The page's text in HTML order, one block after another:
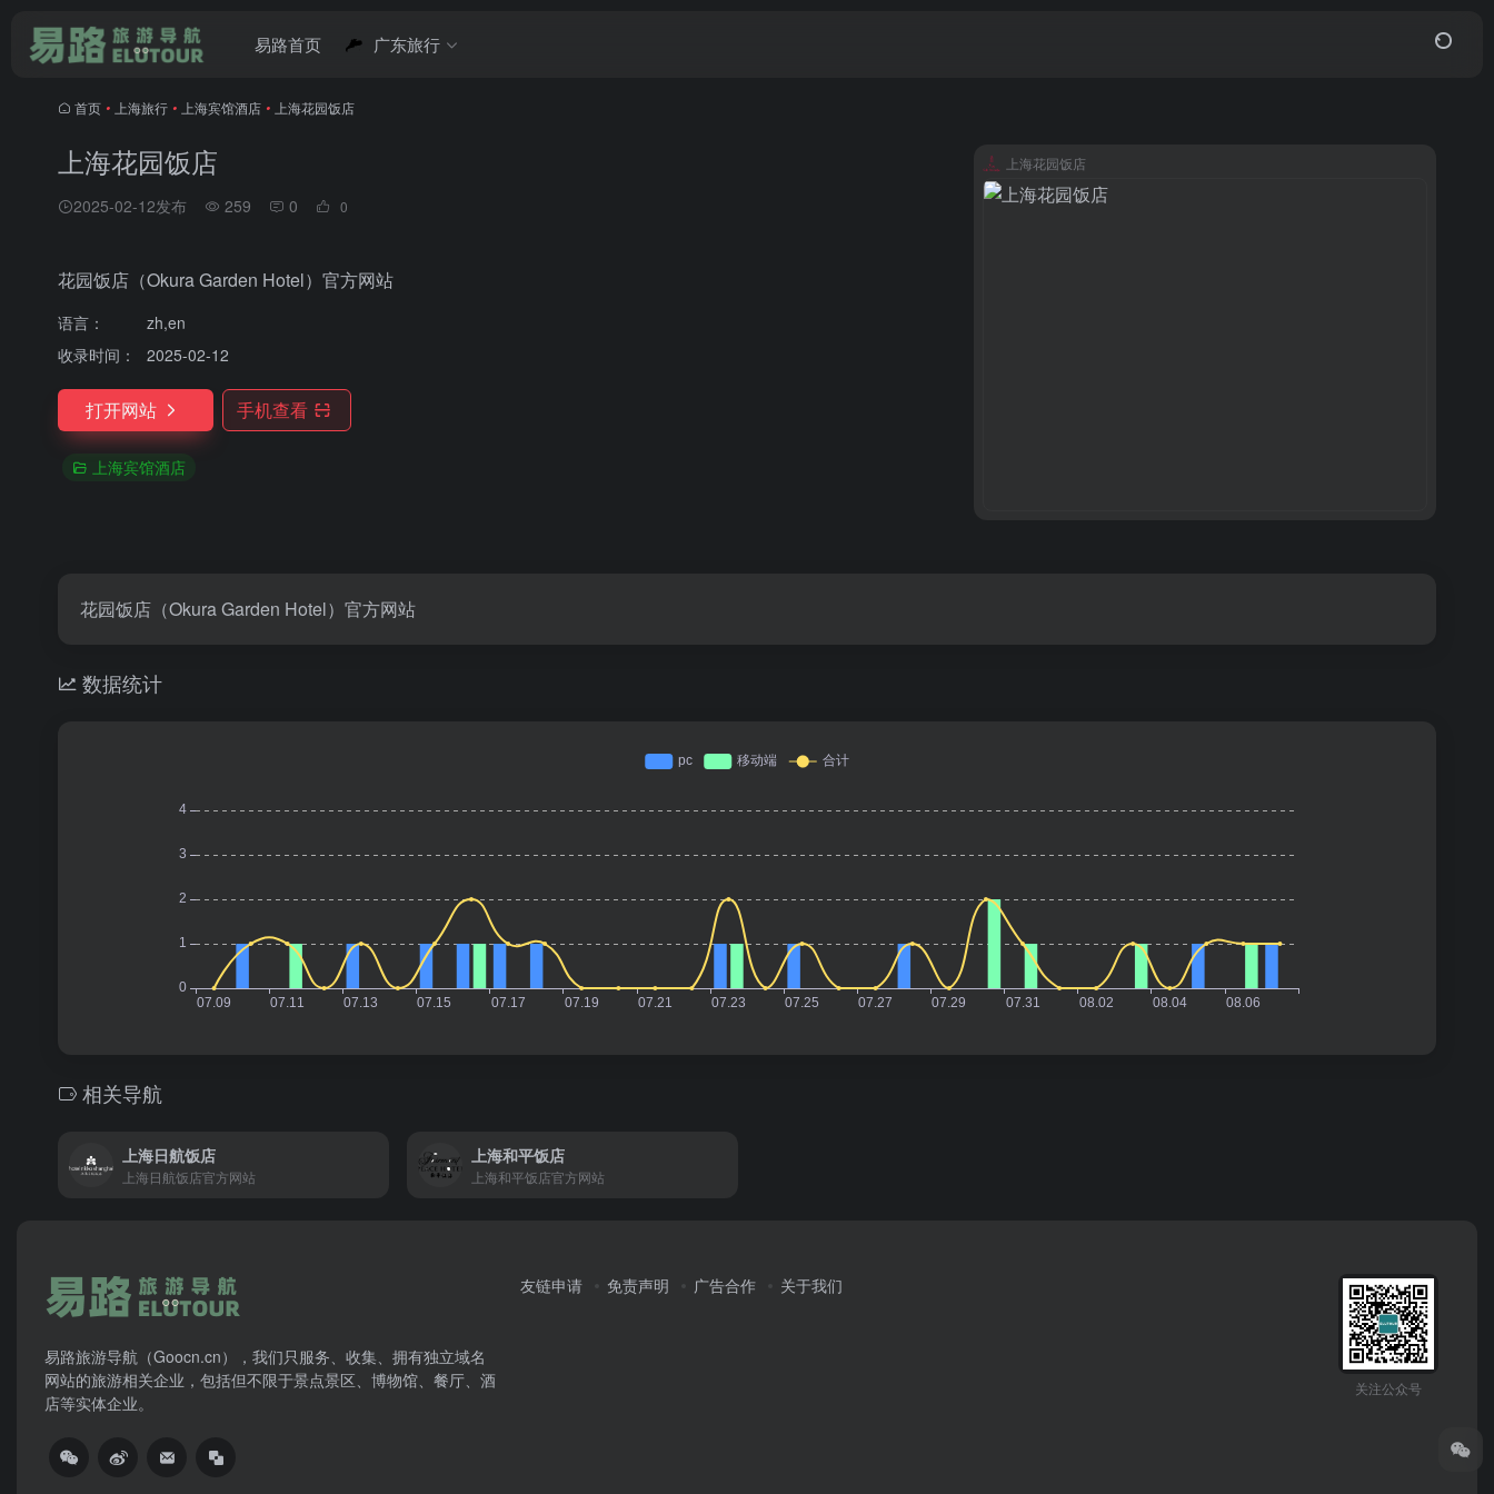
易路首页 广东旅行
首页 • 上海旅行 • 上海宾馆酒店 • 上海花园饭店
上海花园饭店
2025-02-12发布 259 0 0
花园饭店（Okura Garden Hotel）官方网站
语言：
zh,en
收录时间：
2025-02-12
打开网站 手机查看
上海宾馆酒店
上海花园饭店
花园饭店（Okura Garden Hotel）官方网站
数据统计
相关导航
上海日航饭店
上海日航饭店官方网站
上海和平饭店
上海和平饭店官方网站
易路旅游导航（Goocn.cn），我们只服务、收集、拥有独立域名
网站的旅游相关企业，包括但不限于景点景区、博物馆、餐厅、酒
店等实体企业。
友链申请 免责声明 广告合作 关于我们
关注公众号